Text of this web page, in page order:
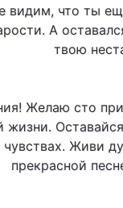
что ты
А
твою
Желаю сто
жизни.
чувствах. Живи
прекрасной